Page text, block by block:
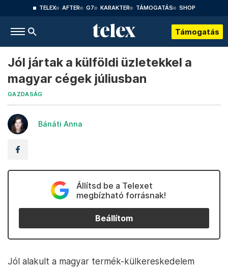
TELEX AFTER G7 KARAKTER TÁMOGATÁS SHOP
Támogatás
Jól jártak a külföldi üzletekkel a
magyar cégek júliusban
GAZDASÁG
Bánáti Anna
Állítsd be a Telexet
megbízható forrásnak!
Beállítom
Jól alakult a magyar termék-külkereskedelem